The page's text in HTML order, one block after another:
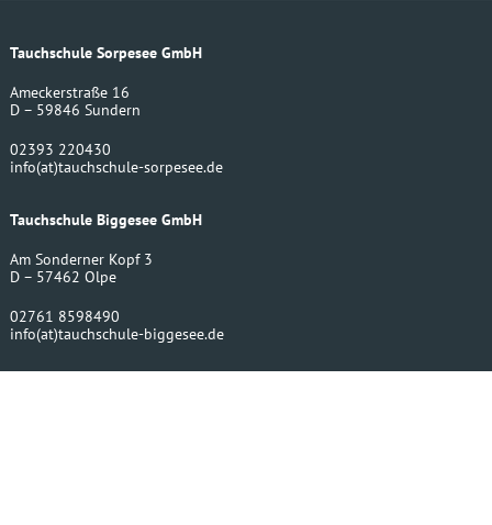
Tauchschule Sorpesee GmbH
Ameckerstraße 16
D – 59846 Sundern
02393 220430
info(at)tauchschule-sorpesee.de
Tauchschule Biggesee GmbH
Am Sonderner Kopf 3
D – 57462 Olpe
02761 8598490
info(at)tauchschule-biggesee.de